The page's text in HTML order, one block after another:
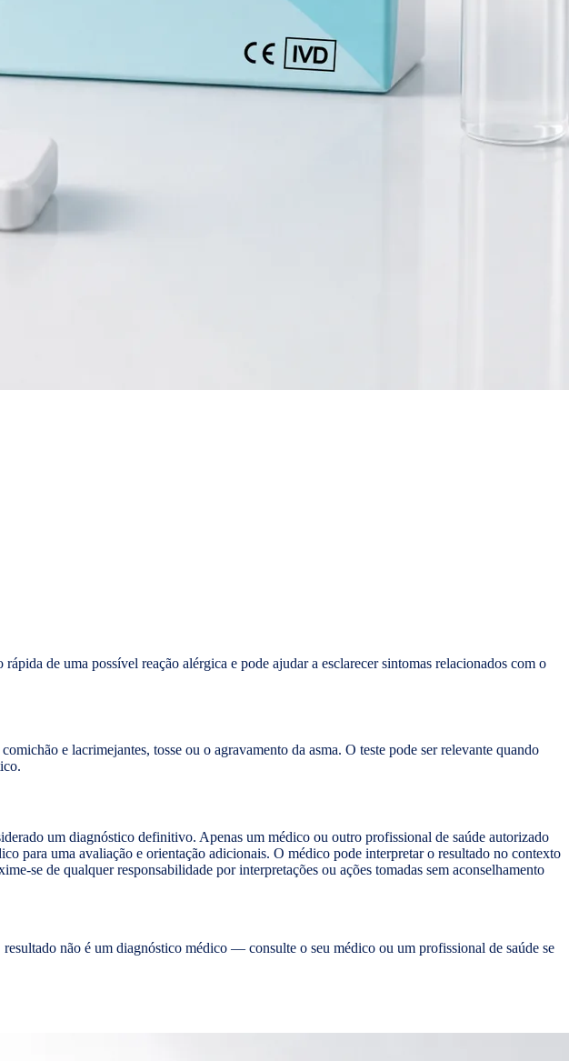
de uma possível reação alérgica e pode ajudar a esclarecer sintomas relacionados com o
e lacrimejantes, tosse ou o agravamento da asma. O teste pode ser relevante quando
um diagnóstico definitivo. Apenas um médico ou outro profissional de saúde autorizado
para uma avaliação e orientação adicionais. O médico pode interpretar o resultado no contexto
se de qualquer responsabilidade por interpretações ou ações tomadas sem aconselhamento
não é um diagnóstico médico — consulte o seu médico ou um profissional de saúde se